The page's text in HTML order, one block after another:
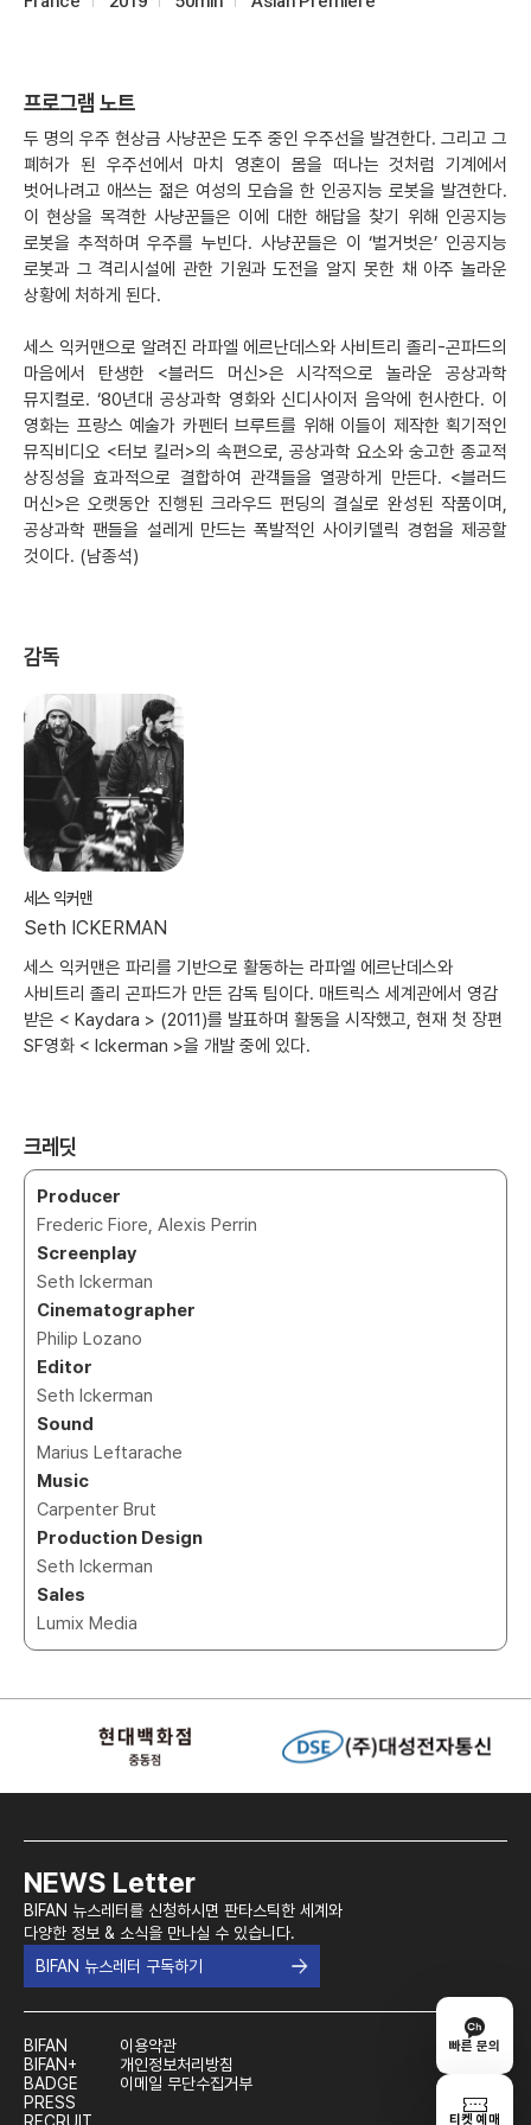
빠른 문의
티켓 예매
프로그램 노트
두 명의 우주 현상금 사냥꾼은 도주 중인 우주선을 발견한다. 그리고 그
폐허가 된 우주선에서 마치 영혼이 몸을 떠나는 것처럼 기계에서
벗어나려고 애쓰는 젊은 여성의 모습을 한 인공지능 로봇을 발견한다.
이 현상을 목격한 사냥꾼들은 이에 대한 해답을 찾기 위해 인공지능
로봇을 추적하며 우주를 누빈다. 사냥꾼들은 이 ‘벌거벗은’ 인공지능
로봇과 그 격리시설에 관한 기원과 도전을 알지 못한 채 아주 놀라운
상황에 처하게 된다.
세스 익커맨으로 알려진 라파엘 에르난데스와 사비트리 졸리-곤파드의
마음에서 탄생한 <블러드 머신>은 시각적으로 놀라운 공상과학
뮤지컬로. ‘80년대 공상과학 영화와 신디사이저 음악에 헌사한다. 이
영화는 프랑스 예술가 카펜터 브루트를 위해 이들이 제작한 획기적인
뮤직비디오 <터보 킬러>의 속편으로, 공상과학 요소와 숭고한 종교적
상징성을 효과적으로 결합하여 관객들을 열광하게 만든다. <블러드
머신>은 오랫동안 진행된 크라우드 펀딩의 결실로 완성된 작품이며,
공상과학 팬들을 설레게 만드는 폭발적인 사이키델릭 경험을 제공할
것이다. (남종석)
감독
세스 익커맨
Seth ICKERMAN
세스 익커맨은 파리를 기반으로 활동하는 라파엘 에르난데스와
사비트리 졸리 곤파드가 만든 감독 팀이다. 매트릭스 세계관에서 영감
받은 < Kaydara > (2011)를 발표하며 활동을 시작했고, 현재 첫 장편
SF영화 < Ickerman >을 개발 중에 있다.
크레딧
Producer
Frederic Fiore, Alexis Perrin
Screenplay
Seth Ickerman
Cinematographer
Philip Lozano
Editor
Seth Ickerman
Sound
Marius Leftarache
Music
Carpenter Brut
Production Design
Seth Ickerman
Sales
Lumix Media
NEWS Letter
BIFAN 뉴스레터를 신청하시면 판타스틱한 세계와
다양한 정보 & 소식을 만나실 수 있습니다.
BIFAN 뉴스레터 구독하기
BIFAN
BIFAN+
BADGE
PRESS
이용약관
개인정보처리방침
이메일 무단수집거부